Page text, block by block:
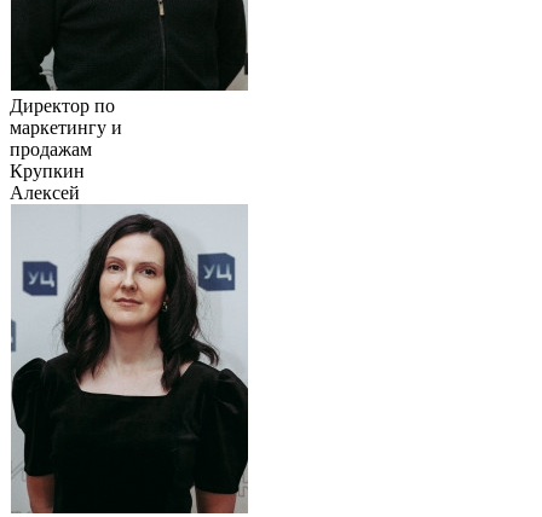
Директор по
маркетингу и
продажам
Крупкин
Алексей